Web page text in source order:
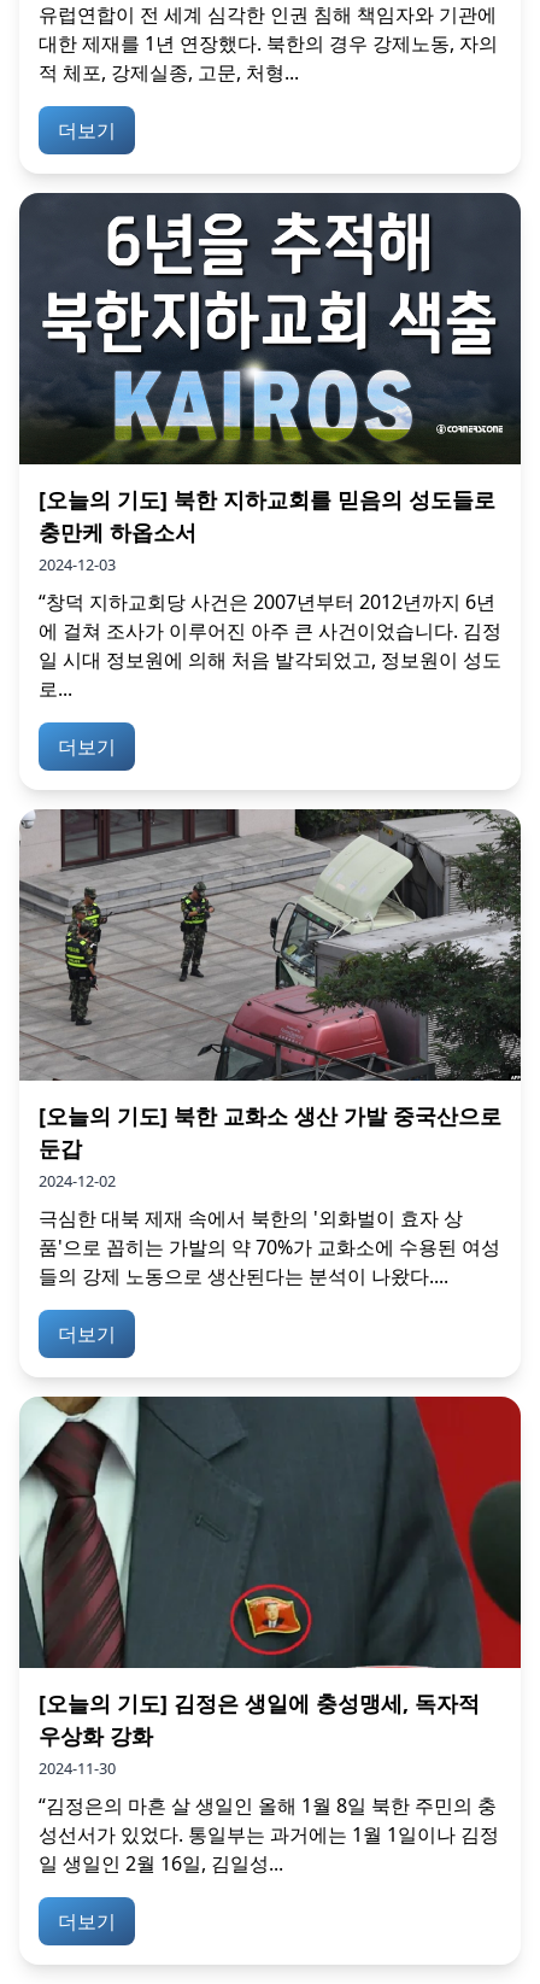
유럽연합이 전 세계 심각한 인권 침해 책임자와 기관에
대한 제재를 1년 연장했다. 북한의 경우 강제노동, 자의
적 체포, 강제실종, 고문, 처형...
더보기
[오늘의 기도] 북한 지하교회를 믿음의 성도들로
충만케 하옵소서
2024-12-03
“창덕 지하교회당 사건은 2007년부터 2012년까지 6년
에 걸쳐 조사가 이루어진 아주 큰 사건이었습니다. 김정
일 시대 정보원에 의해 처음 발각되었고, 정보원이 성도
로...
더보기
[오늘의 기도] 북한 교화소 생산 가발 중국산으로
둔갑
2024-12-02
극심한 대북 제재 속에서 북한의 '외화벌이 효자 상
품'으로 꼽히는 가발의 약 70%가 교화소에 수용된 여성
들의 강제 노동으로 생산된다는 분석이 나왔다....
더보기
[오늘의 기도] 김정은 생일에 충성맹세, 독자적
우상화 강화
2024-11-30
“김정은의 마흔 살 생일인 올해 1월 8일 북한 주민의 충
성선서가 있었다. 통일부는 과거에는 1월 1일이나 김정
일 생일인 2월 16일, 김일성...
더보기